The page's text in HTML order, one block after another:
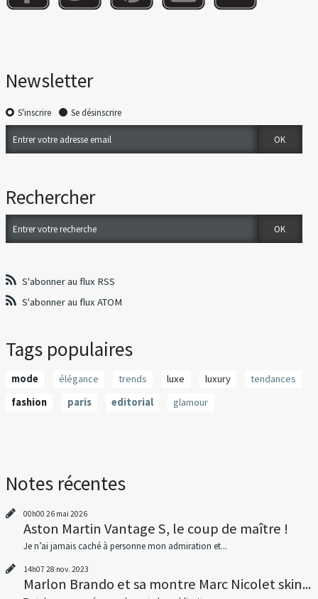
Newsletter
S'inscrire Se désinscrire
Rechercher
S'abonner au flux RSS
S'abonner au flux ATOM
Tags populaires
mode élégance trends luxe luxury
tendances
fashion
paris editorial glamour
Notes récentes
00h00 26 mai 2026
Aston Martin Vantage S, le coup de maître !
Je n’ai jamais caché à personne mon admiration et...
14h07 28 nov. 2023
Marlon Brando et sa montre Marc Nicolet skin...